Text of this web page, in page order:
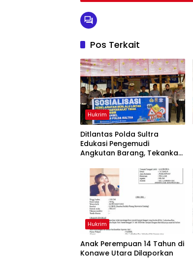
Pos Terkait
Hukrim
Ditlantas Polda Sultra
Edukasi Pengemudi
Angkutan Barang, Tekankan
Keselamatan Berlalu Lintas
Hukrim
Anak Perempuan 14 Tahun di
Konawe Utara Dilaporkan